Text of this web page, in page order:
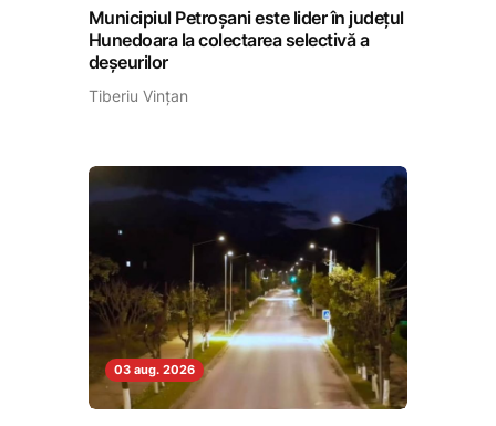
Municipiul Petroșani este lider în județul
Hunedoara la colectarea selectivă a
deșeurilor
Tiberiu Vințan
03 aug. 2026